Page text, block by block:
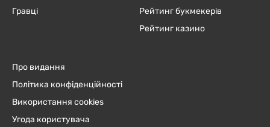
Гравці
Рейтинг букмекерів
Рейтинг казино
Про видання
Політика конфіденційності
Використання cookies
Угода користувача